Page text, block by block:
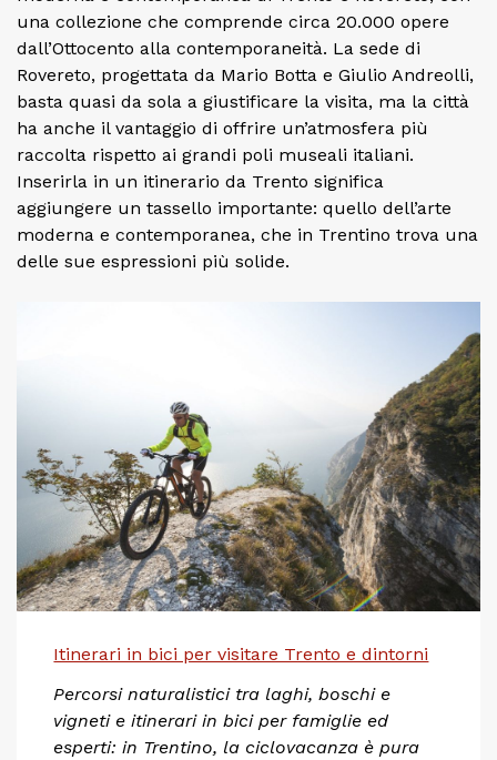
una collezione che comprende circa 20.000 opere
dall’Ottocento alla contemporaneità. La sede di
Rovereto, progettata da Mario Botta e Giulio Andreolli,
basta quasi da sola a giustificare la visita, ma la città
ha anche il vantaggio di offrire un’atmosfera più
raccolta rispetto ai grandi poli museali italiani.
Inserirla in un itinerario da Trento significa
aggiungere un tassello importante: quello dell’arte
moderna e contemporanea, che in Trentino trova una
delle sue espressioni più solide.
Itinerari in bici per visitare Trento e dintorni
Percorsi naturalistici tra laghi, boschi e
vigneti e itinerari in bici per famiglie ed
esperti: in Trentino, la ciclovacanza è pura